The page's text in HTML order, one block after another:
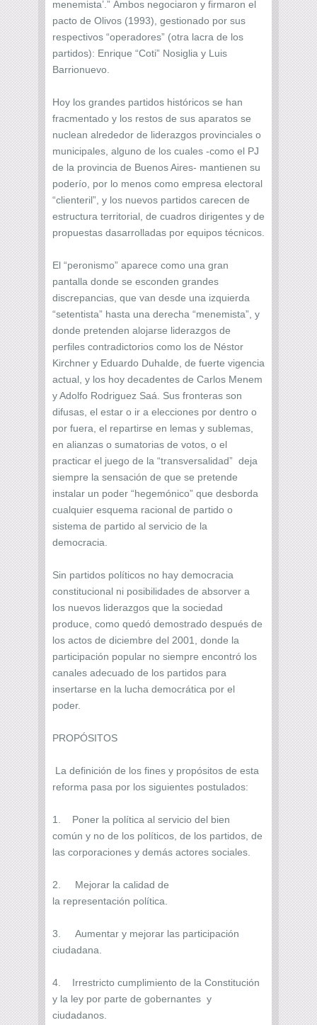
menemista’.” Ambos negociaron y firmaron el
pacto de Olivos (1993), gestionado por sus
respectivos “operadores” (otra lacra de los
partidos): Enrique “Coti” Nosiglia y Luis
Barrionuevo.
Hoy los grandes partidos históricos se han
fracmentado y los restos de sus aparatos se
nuclean alrededor de liderazgos provinciales o
municipales, alguno de los cuales -como el PJ
de la provincia de Buenos Aires- mantienen su
poderío, por lo menos como empresa electoral
“clienteril”, y los nuevos partidos carecen de
estructura territorial, de cuadros dirigentes y de
propuestas dasarrolladas por equipos técnicos.
El “peronismo” aparece como una gran
pantalla donde se esconden grandes
discrepancias, que van desde una izquierda
“setentista” hasta una derecha “menemista”, y
donde pretenden alojarse liderazgos de
perfiles contradictorios como los de Néstor
Kirchner y Eduardo Duhalde, de fuerte vigencia
actual, y los hoy decadentes de Carlos Menem
y Adolfo Rodriguez Saá. Sus fronteras son
difusas, el estar o ir a elecciones por dentro o
por fuera, el repartirse en lemas y sublemas,
en alianzas o sumatorias de votos, o el
practicar el juego de la “transversalidad” deja
siempre la sensación de que se pretende
instalar un poder “hegemónico” que desborda
cualquier esquema racional de partido o
sistema de partido al servicio de la
democracia.
Sin partidos políticos no hay democracia
constitucional ni posibilidades de absorver a
los nuevos liderazgos que la sociedad
produce, como quedó demostrado después de
los actos de diciembre del 2001, donde la
participación popular no siempre encontró los
canales adecuado de los partidos para
insertarse en la lucha democrática por el
poder.
PROPÓSITOS
La definición de los fines y propósitos de esta
reforma pasa por los siguientes postulados:
1. Poner la política al servicio del bien
común y no de los políticos, de los partidos, de
las corporaciones y demás actores sociales.
2. Mejorar la calidad de
la representación política.
3. Aumentar y mejorar las participación
ciudadana.
4. Irrestricto cumplimiento de la Constitución
y la ley por parte de gobernantes y
ciudadanos.